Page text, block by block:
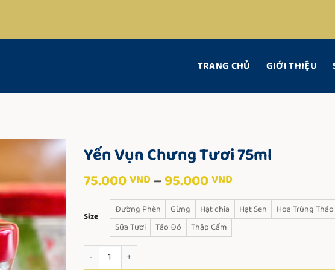
TRANG CHỦ GIỚI THIỆU
Yến Vụn Chưng Tươi 75ml
75.000VND–95.000VNDKhoảng
giá:
từ
75.000 VND
Size
Đường Phèn Gừng Hạt chia Hạt Sen Hoa Trùng Thảo
Sữa Tươi
Táo Đỏ Thập Cẩm
Yến Vụn Chưng Tươi 75ml số lượng